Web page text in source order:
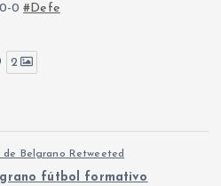
0-0#Defe
2
de Belgrano Retweeted
fútbol formativo